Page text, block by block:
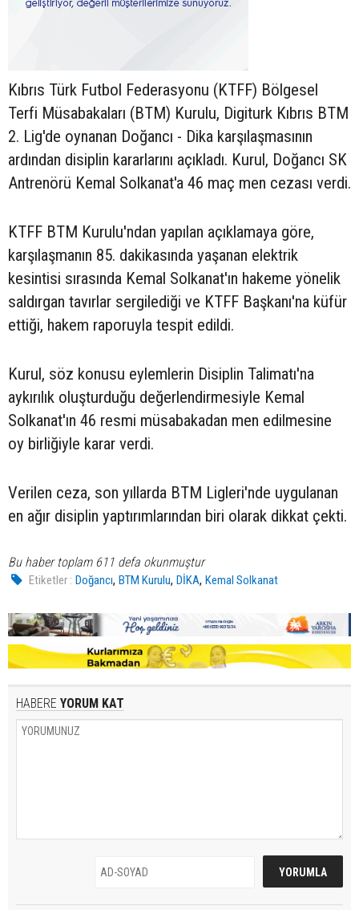
Kıbrıs Türk Futbol Federasyonu (KTFF) Bölgesel
Terfi Müsabakaları (BTM) Kurulu, Digiturk Kıbrıs BTM
2. Lig'de oynanan Doğancı - Dika karşılaşmasının
ardından disiplin kararlarını açıkladı. Kurul, Doğancı SK
Antrenörü Kemal Solkanat'a 46 maç men cezası verdi.
KTFF BTM Kurulu'ndan yapılan açıklamaya göre,
karşılaşmanın 85. dakikasında yaşanan elektrik
kesintisi sırasında Kemal Solkanat'ın hakeme yönelik
saldırgan tavırlar sergilediği ve KTFF Başkanı'na küfür
ettiği, hakem raporuyla tespit edildi.
Kurul, söz konusu eylemlerin Disiplin Talimatı'na
aykırılık oluşturduğu değerlendirmesiyle Kemal
Solkanat'ın 46 resmi müsabakadan men edilmesine
oy birliğiyle karar verdi.
Verilen ceza, son yıllarda BTM Ligleri'nde uygulanan
en ağır disiplin yaptırımlarından biri olarak dikkat çekti.
Bu haber toplam 611 defa okunmuştur
Etiketler : Doğancı,BTM Kurulu,DİKA,Kemal Solkanat
HABERE YORUM KAT